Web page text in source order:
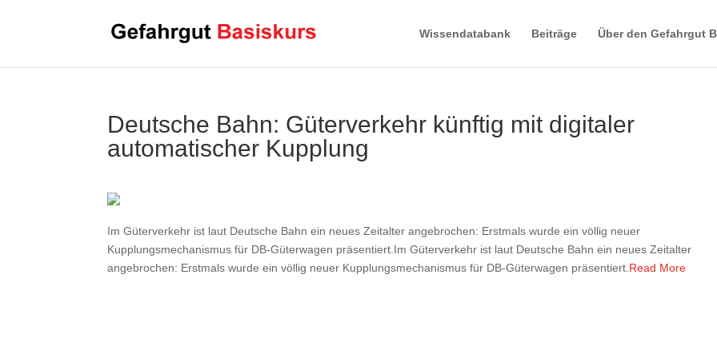
Wissendatabank Beiträge Über den Gefahrgut
Deutsche Bahn: Güterverkehr künftig mit digitaler
automatischer Kupplung
Im Güterverkehr ist laut Deutsche Bahn ein neues Zeitalter angebrochen: Erstmals wurde ein völlig neuer
Kupplungsmechanismus für DB-Güterwagen präsentiert.Im Güterverkehr ist laut Deutsche Bahn ein neues Zeitalter
angebrochen: Erstmals wurde ein völlig neuer Kupplungsmechanismus für DB-Güterwagen präsentiert. Read More